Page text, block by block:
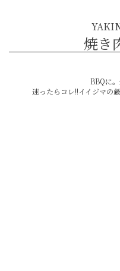
焼き
BBQに。
迷ったらコレ!!イイジマの